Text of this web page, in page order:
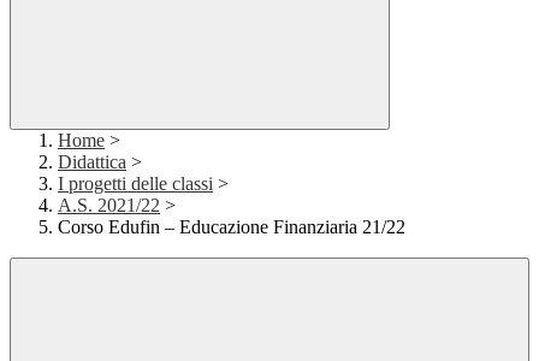
Home >
Didattica >
I progetti delle classi >
A.S. 2021/22 >
Corso Edufin – Educazione Finanziaria 21/22